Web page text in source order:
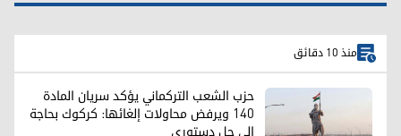
منذ 10 دقائق
حزب الشعب التركماني يؤكد سريان المادة
140 ويرفض محاولات إلغائها: كركوك بحاجة